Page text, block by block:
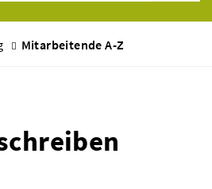
Mitarbeitende A-Z